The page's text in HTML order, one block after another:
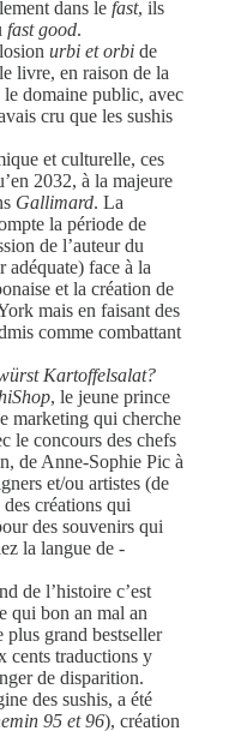
dans le fast, ils
fast good.
urbi et orbi de
livre, en raison de la
le domaine public, avec
cru que les sushis
et culturelle, ces
2032, à la majeure
Gallimard. La
la période de
de l’auteur du
face à la
et la création de
mais en faisant des
comme combattant
Kartoffelsalat?
, le jeune prince
marketing qui cherche
le concours des chefs
de Anne-Sophie Pic à
et/ou artistes (de
créations qui
des souvenirs qui
la langue de -
de l’histoire c’est
qui bon an mal an
grand bestseller
cents traductions y
de disparition.
des sushis, a été
95 et 96), création